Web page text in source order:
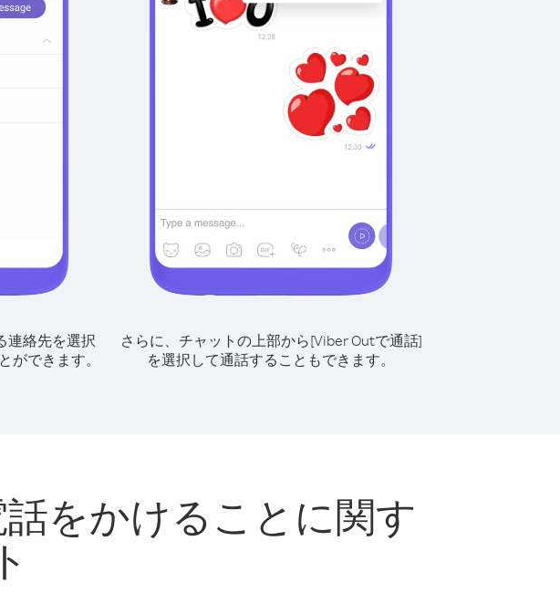
連絡先を選択
ができます。
さらに、チャットの上部から[Viber Outで通話]
を選択して通話することもできます。
をかけることに関す